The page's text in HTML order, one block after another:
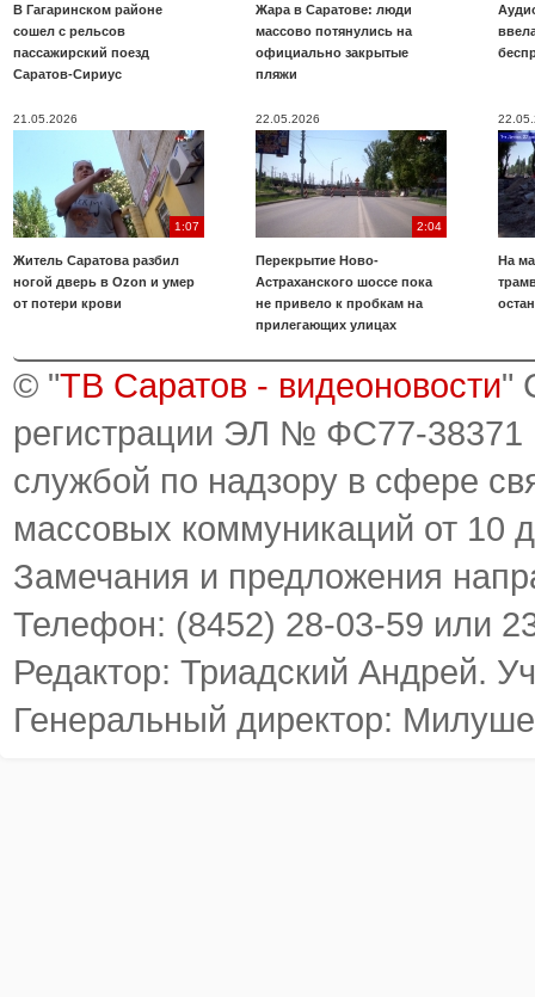
В Гагаринском районе
сошел с рельсов
пассажирский поезд
Саратов-Сириус
Жара в Саратове: люди
массово потянулись на
официально закрытые
пляжи
21.05.2026
1:07
Житель Саратова разбил
ногой дверь в Ozon и умер
от потери крови
22.05.2026
2:04
Перекрытие Ново-
Астраханского шоссе пока
не привело к пробкам на
прилегающих улицах
На
© "ТВ Саратов - видеоновости"
регистрации ЭЛ № ФС77-38371
службой по надзору в сфере
массовых коммуникаций от 10
Замечания и предложения
Телефон: (8452) 28-03-59 или
Редактор: Триадский Андрей.
Генеральный директор: